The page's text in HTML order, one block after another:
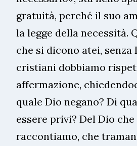
gratuità, perché il suo
la legge della necessità.
che si dicono atei, senza
cristiani dobbiamo
affermazione,
quale Dio negano? Di
essere privi? Del Dio
raccontiamo, che